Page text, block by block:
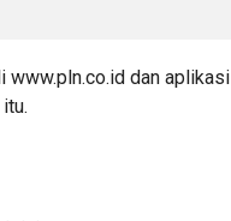
www.pln.co.id dan aplikasi